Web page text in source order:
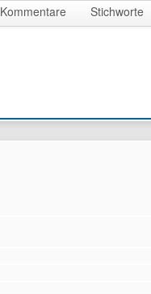
Kommentare Stichworte